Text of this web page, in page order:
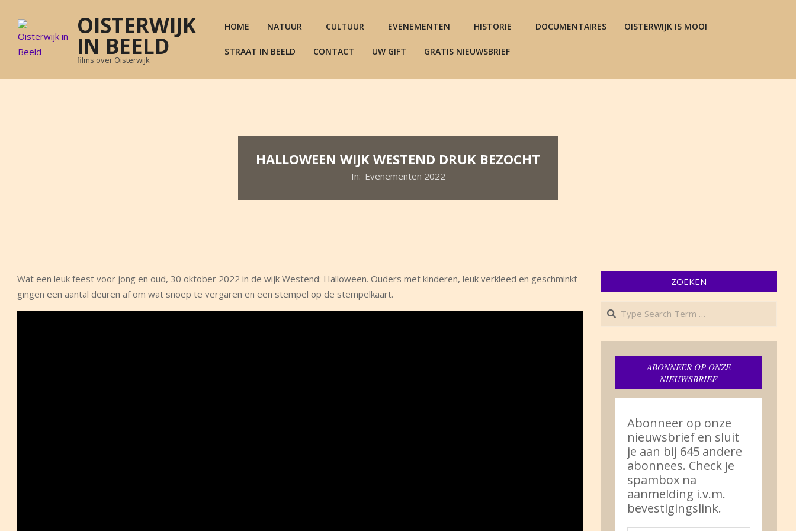
content
OISTERWIJK
IN BEELD
films over Oisterwijk
HOME NATUUR CULTUUR EVENEMENTEN HISTORIE DOCUMENTAIRES OISTERWIJK IS MOOI
STRAAT IN BEELD CONTACT UW GIFT GRATIS NIEUWSBRIEF
HALLOWEEN WIJK WESTEND DRUK BEZOCHT
In: Evenementen 2022
Wat een leuk feest voor jong en oud, 30 oktober 2022 in de wijk Westend: Halloween. Ouders met kinderen, leuk verkleed en geschminkt
gingen een aantal deuren af om wat snoep te vergaren en een stempel op de stempelkaart.
ZOEKEN
Search
ABONNEER OP ONZE
NIEUWSBRIEF
Abonneer op onze
nieuwsbrief en sluit
je aan bij 645 andere
abonnees. Check je
spambox na
aanmelding i.v.m.
bevestigingslink.